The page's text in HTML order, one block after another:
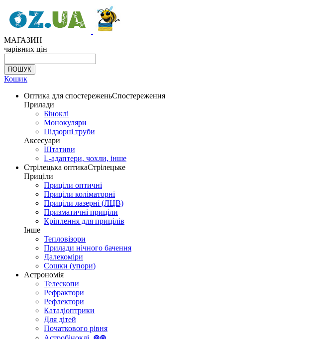
МАГАЗИН
чарівних цін
Кошик
Оптика для спостереженьСпостереження
Прилади
Біноклі
Монокуляри
Підзорні труби
Аксесуари
Штативи
L-адаптери, чохли, інше
Стрілецька оптикаСтрілецьке
Приціли
Приціли оптичні
Приціли коліматорні
Приціли лазерні (ЛЦВ)
Призматичні приціли
Кріплення для прицілів
Інше
Тепловізори
Прилади нічного бачення
Далекоміри
Сошки (упори)
Астрономія
Телескопи
Рефрактори
Рефлектори
Катадіоптрики
Для дітей
Початкового рівня